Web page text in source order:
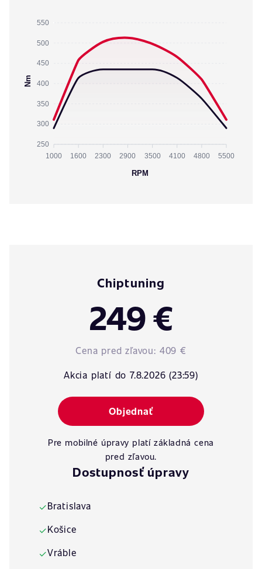
550
500
450
400
350
300
250
Nm
1000 1600 2300 2900 3500 4100 4800 5500
RPM
Chiptuning
249 €
Cena pred zľavou: 409 €
Akcia platí do 7.8.2026 (23:59)
Objednať
Pre mobilné úpravy platí základná cena
pred zľavou.
Dostupnosť úpravy
✓Bratislava
✓Košice
✓Vráble